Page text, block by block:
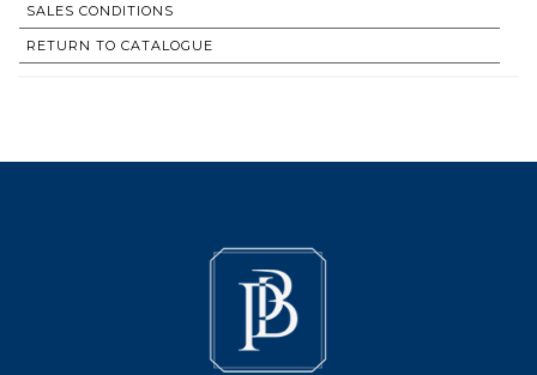
SALES CONDITIONS
RETURN TO CATALOGUE